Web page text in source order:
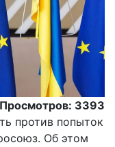
Просмотров: 3393
против попыток
Об этом